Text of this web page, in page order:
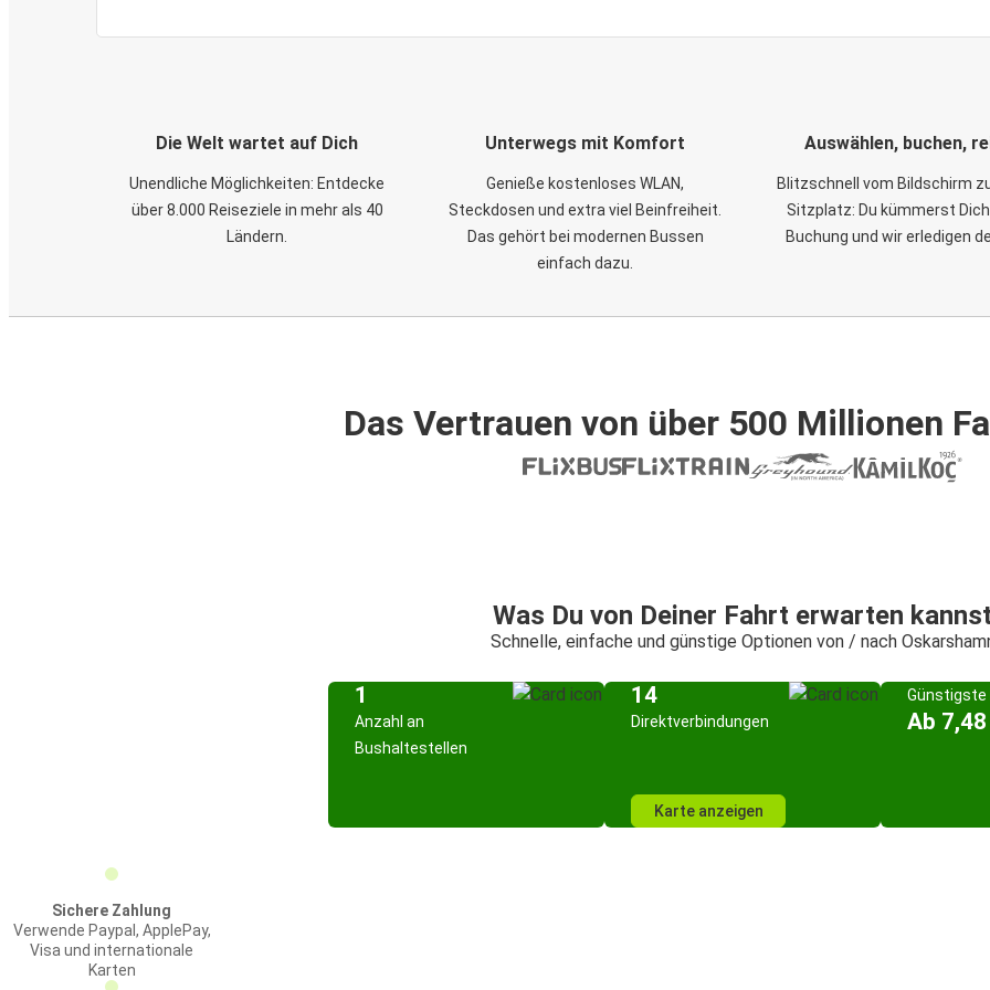
Die Welt wartet auf Dich
Unendliche Möglichkeiten: Entdecke
über 8.000 Reiseziele in mehr als 40
Ländern.
Unterwegs mit Komfort
Genieße kostenloses WLAN,
Steckdosen und extra viel Beinfreiheit.
Das gehört bei modernen Bussen
einfach dazu.
Auswählen, buchen,
Blitzschnell vom Bildschirm
Sitzplatz: Du kümmerst
Buchung und wir erledigen
Das Vertrauen von über 500 Millionen
Was Du von Deiner Fahrt erwarten kannst
Schnelle, einfache und günstige Optionen von / nach
1
Anzahl an
Bushaltestellen
14
Direktverbindungen
Karte anzeigen
Günstigste
Ab
Sichere Zahlung
Verwende Paypal, ApplePay,
Visa und internationale
Karten